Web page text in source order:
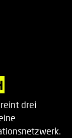
drei